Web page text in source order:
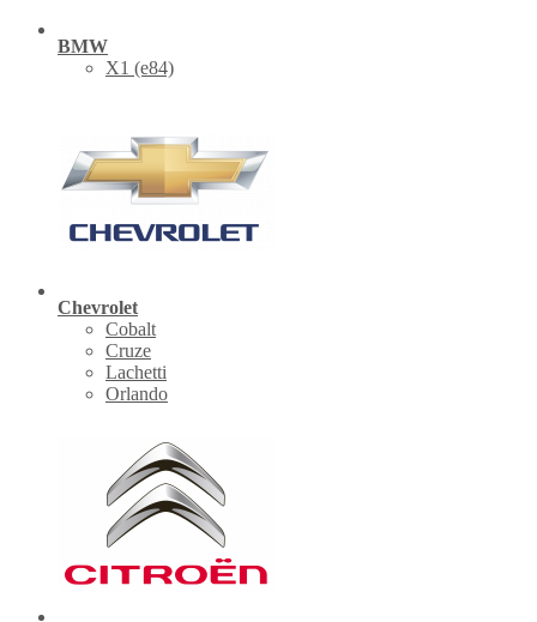
BMW
X1 (е84)
Chevrolet
Cobalt
Cruze
Lachetti
Orlando